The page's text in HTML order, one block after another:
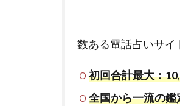
数ある電話占いサイ
初回合計最大：
全国から一流の鑑